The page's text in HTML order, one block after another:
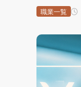
職業一覧